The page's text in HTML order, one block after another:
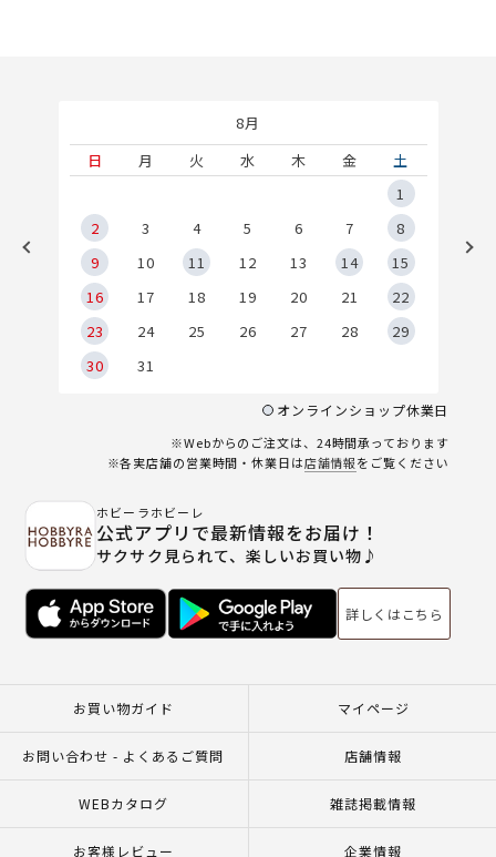
8月
日
月 火 水 木 金
土
1
2
3 4 5 6 7
8
9
10 11 12 13 14
15
16
17 18 19 20 21
22
23
24 25 26 27 28
29
30
31
オンラインショップ休業日
※Webからのご注文は、24時間承っております
※各実店舗の営業時間・休業日は店舗情報をご覧ください
ホビーラホビーレ
公式アプリで最新情報をお届け！
サクサク見られて、楽しいお買い物♪
詳しくはこちら
お買い物ガイド マイページ
お問い合わせ - よくあるご質問 店舗情報
WEBカタログ 雑誌掲載情報
お客様レビュー 企業情報